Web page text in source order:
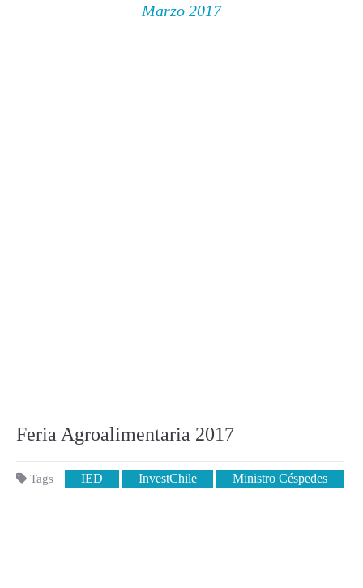
Marzo 2017
Feria Agroalimentaria 2017
Tags IED InvestChile Ministro Céspedes